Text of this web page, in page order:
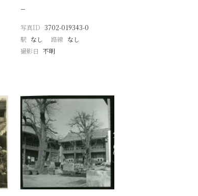
−
写真ID 3702-019343-0
駅 なし 路線 なし
撮影日 不明